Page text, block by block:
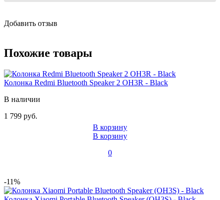
Добавить отзыв
Похожие товары
Колонка Redmi Bluetooth Speaker 2 OH3R - Black
В наличии
1 799 руб.
В корзину
В корзину
0
-11%